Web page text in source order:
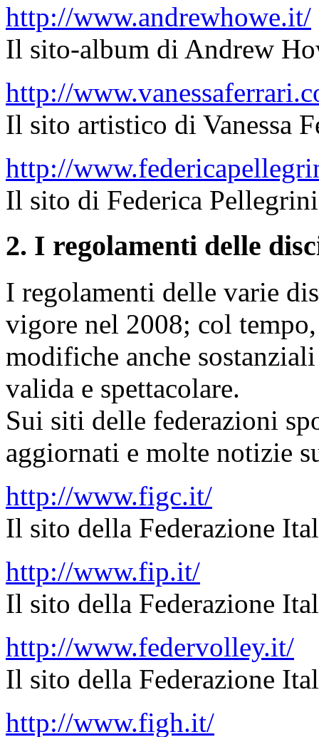
http://www.andrewhowe.it/
Il sito-album di Andrew
http://
Il sito artistico di Vanessa
http://
Il sito di Federica
2. I regolamenti delle
I regolamenti delle varie
vigore nel 2008; col
modifiche anche
valida e spettacolare.
Sui siti delle federazioni
aggiornati e molte notizie
http://www.figc.it/
Il sito della Federazione
http://www.fip.it/
Il sito della Federazione
http://www.federvolley.it/
Il sito della Federazione
http://www.figh.it/